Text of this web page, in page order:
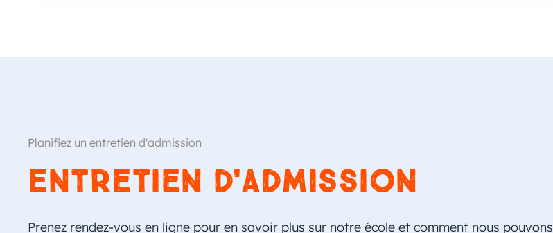
Planifiez un entretien d'admission
Entretien d'admission
Prenez rendez-vous en ligne pour en savoir plus sur notre école et comment nous pouvons